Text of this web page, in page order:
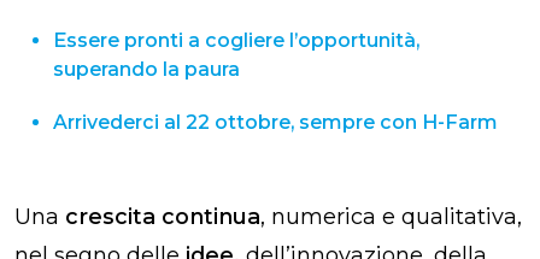
Essere pronti a cogliere l’opportunità,
superando la paura
Arrivederci al 22 ottobre, sempre con H-Farm
Una crescita continua, numerica e qualitativa,